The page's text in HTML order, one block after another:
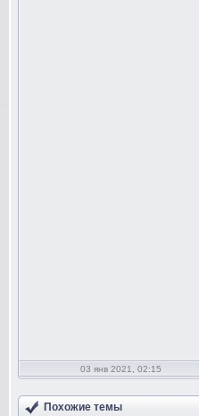
03 янв 2021, 02:15
Похожие темы